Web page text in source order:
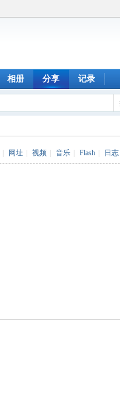
相册 分享 记录
网址 视频 音乐 Flash 日志